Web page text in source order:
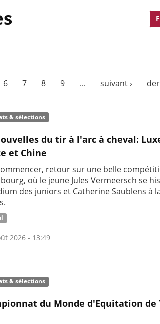
6 7 8 9 … suivant ›
& sélections
du tir à l'arc à cheval:
et Chine
retour sur une belle
où le jeune Jules Vermeersch se
des juniors et Catherine Saublens à
2026 - 13:49
& sélections
du Monde d'Equitation